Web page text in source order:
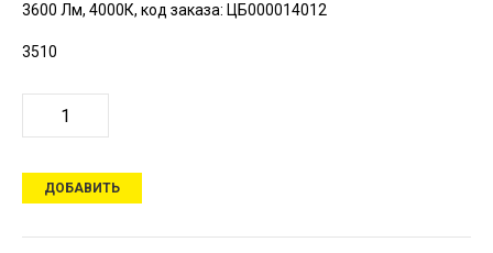
3600 Лм, 4000К, код заказа: ЦБ000014012
3510
ДОБАВИТЬ